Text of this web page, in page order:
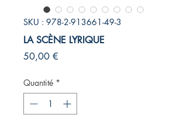
SKU : 978-2-913661-49-3
LA SCÈNE LYRIQUE
50,00 €
Quantité *